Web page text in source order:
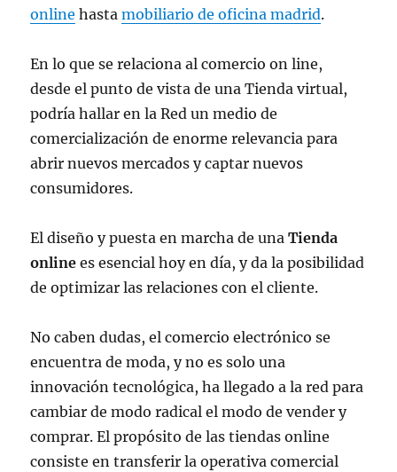
online hastamobiliario de oficina madrid.
En lo que se relaciona al comercio on line,
desde el punto de vista de una Tienda virtual,
podría hallar en la Red un medio de
comercialización de enorme relevancia para
abrir nuevos mercados y captar nuevos
consumidores.
El diseño y puesta en marcha de unaTienda
online es esencial hoy en día, y da la posibilidad
de optimizar las relaciones con el cliente.
No caben dudas, el comercio electrónico se
encuentra de moda, y no es solo una
innovación tecnológica, ha llegado a la red para
cambiar de modo radical el modo de vender y
comprar. El propósito de las tiendas online
consiste en transferir la operativa comercial